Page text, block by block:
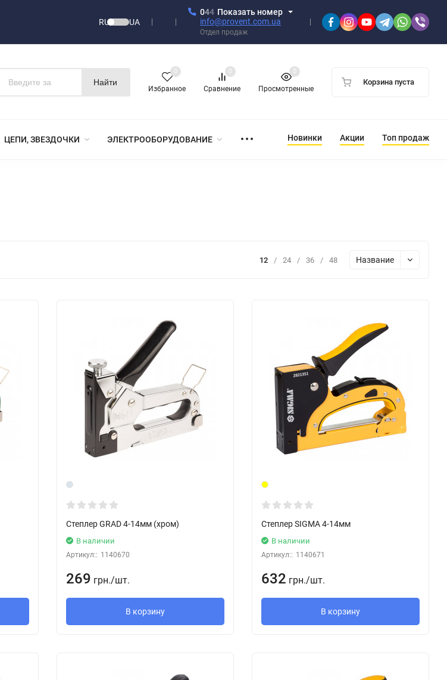
RU UA
044 Показать номер
info@provent.com.ua
Отдел продаж
Найти
Избранное
0
Сравнение
0
Просмотренные
0
Корзина пуста
ЦЕПИ, ЗВЕЗДОЧКИ ЭЛЕКТРООБОРУДОВАНИЕ Новинки Акции Топ продаж
12 / 24 / 36 / 48 Название
Степлер GRAD 4-14мм (хром)
В наличии
Артикул:: 1140670
269 грн./шт.
В корзину
Степлер SIGMA 4-14мм
В наличии
Артикул:: 1140671
632 грн./шт.
В корзину